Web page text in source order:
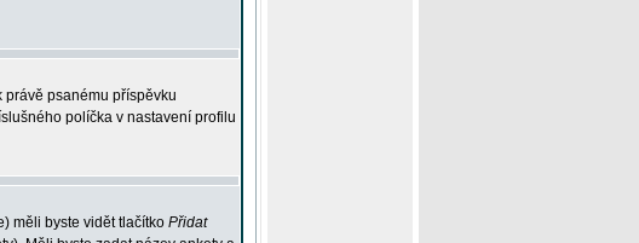
právě psanému příspěvku
políčka v nastavení profilu
měli byste vidět tlačítko Přidat